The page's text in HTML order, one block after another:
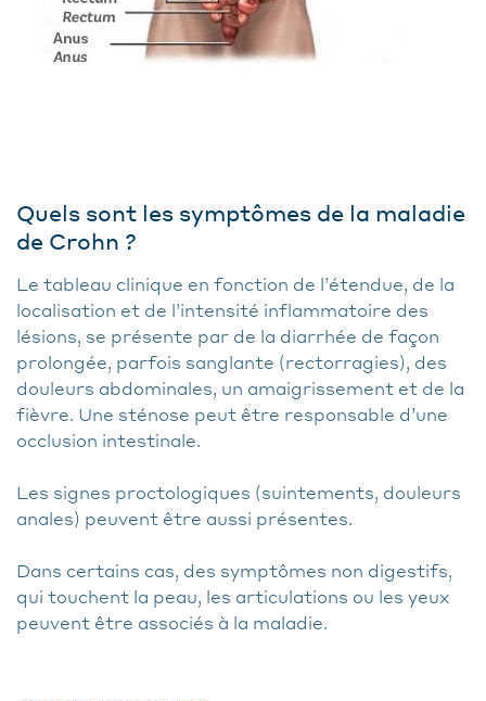
Quels sont les symptômes de la maladie
de Crohn ?
Le tableau clinique en fonction de l’étendue, de la
localisation et de l’intensité inflammatoire des
lésions, se présente par de la diarrhée de façon
prolongée, parfois sanglante (rectorragies), des
douleurs abdominales, un amaigrissement et de la
fièvre. Une sténose peut être responsable d’une
occlusion intestinale.
Les signes proctologiques (suintements, douleurs
anales) peuvent être aussi présentes.
Dans certains cas, des symptômes non digestifs,
qui touchent la peau, les articulations ou les yeux
peuvent être associés à la maladie.